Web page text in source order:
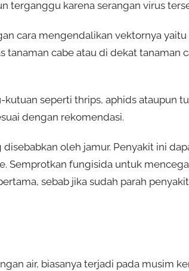
terganggu karena serangan virus
cara mengendalikan vektornya
tanaman cabe atau di dekat tanaman
seperti thrips, aphids ataupun
dengan rekomendasi.
oleh jamur. Penyakit ini
Semprotkan fungisida untuk
sebab jika sudah parah
air, biasanya terjadi pada musim